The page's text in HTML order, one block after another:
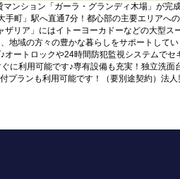
ンション「ガーラ・グランディ木場」が完
町」駅へ直通7分！都心部の主要エリアへ
リア」にはイトーヨーカドーなどの大型ス
地域の方々の豊かな暮らしをサポートして
ートロックや24時間防犯監視システムでセ
利用可能です♪専有設備も充実！独立洗面
プランも利用可能です！（要別途契約）法